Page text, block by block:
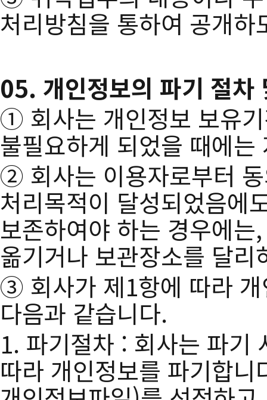
처리방침을 통하여 공개하
05. 개인정보의 파기 절
① 회사는 개인정보 보유
불필요하게 되었을 때에
② 회사는 이용자로부터
처리목적이 달성되었음에
보존하여야 하는 경우에
옮기거나 보관장소를 달리
③ 회사가 제1항에 따라 개
다음과 같습니다.
1. 파기절차 : 회사는 파기
따라 개인정보를 파기합